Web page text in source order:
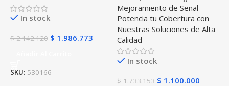
In stock
$2.142.120 $ 1.986.773
SKU: 530166
Mejoramiento de Señal -
Potencia tu Cobertura con
Nuestras Soluciones de Alta
Calidad
In stock
$1.733.153 $ 1.100.000